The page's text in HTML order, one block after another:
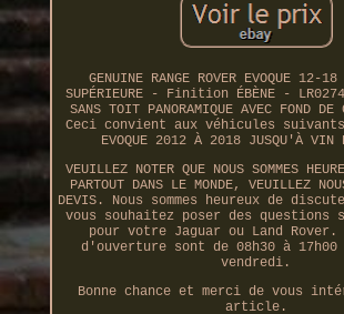
GENUINE RANGE ROVER EVOQUE 12-
SUPÉRIEURE - Finition ÉBÈNE -
SANS TOIT PANORAMIQUE AVEC FOND DE
Ceci convient aux véhicules suivants.
EVOQUE 2012 À 2018 JUSQU'À VIN
VEUILLEZ NOTER QUE NOUS SOMMES
PARTOUT DANS LE MONDE, VEUILLEZ
DEVIS. Nous sommes heureux de
vous souhaitez poser des questions
pour votre Jaguar ou Land Rover.
d'ouverture sont de 08h30 à
vendredi.
Bonne chance et merci de vous
article.